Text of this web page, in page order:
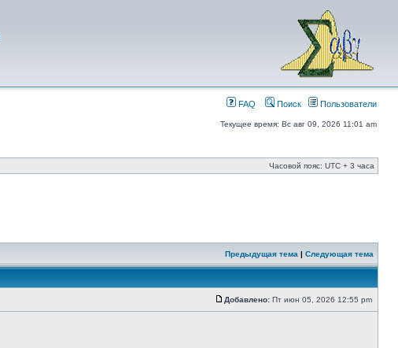
FAQ Поиск Пользователи
Текущее время: Вс авг 09, 2026 11:01 am
Часовой пояс: UTC + 3 часа
Предыдущая тема | Следующая тема
Добавлено: Пт июн 05, 2026 12:55 pm